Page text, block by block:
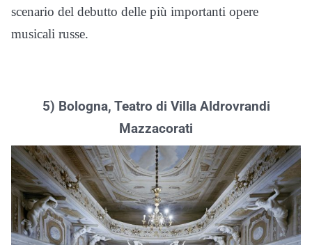
scenario del debutto delle più importanti opere
musicali russe.
5) Bologna, Teatro di Villa Aldrovrandi
Mazzacorati